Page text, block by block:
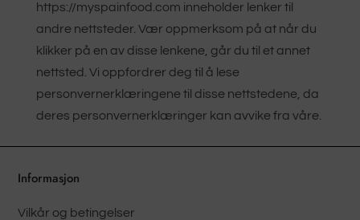
https://myspainfood.com inneholder lenker til
andre nettsteder. Vær oppmerksom på at når du
klikker på en av disse lenkene, går du til et annet
nettsted. Vi oppfordrer deg til å lese
personvernerklæringene til disse nettstedene, da
deres personvernerklæringer kan avvike fra våre.
Informasjon
Vilkår og betingelser